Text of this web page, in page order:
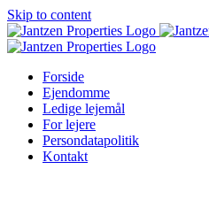
Skip to content
Forside
Ejendomme
Ledige lejemål
For lejere
Persondatapolitik
Kontakt